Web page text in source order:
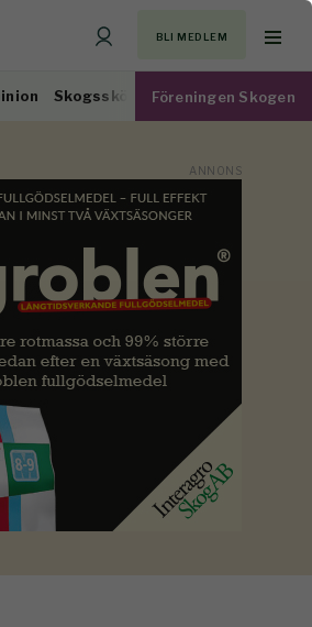
BLI MEDLEM
Skogsskötsel Virkesmarknad
Föreningen Skogen